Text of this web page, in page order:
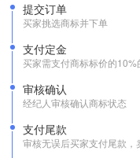
提交订单
买家挑选商标并下单
支付定金
买家需支付商标标价的10%
审核确认
经纪人审核确认商标状态
支付尾款
审核无误后买家支付尾款，